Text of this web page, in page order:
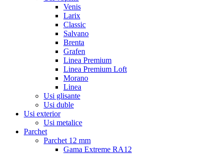
Venis
Larix
Classic
Salvano
Brenta
Grafen
Linea Premium
Linea Premium Loft
Morano
Linea
Usi glisante
Usi duble
Usi exterior
Usi metalice
Parchet
Parchet 12 mm
Gama Extreme RA12